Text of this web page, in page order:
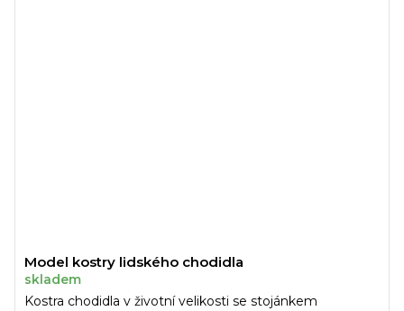
Model kostry lidského chodidla
skladem
Kostra chodidla v životní velikosti se stojánkem